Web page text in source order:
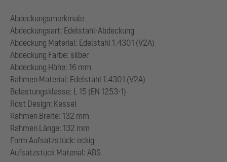
Abdeckungsmerkmale
Abdeckungsart: Edelstahl-Abdeckung
Abdeckung Material: Edelstahl 1.4301 (V2A)
Abdeckung Farbe: silber
Abdeckung Höhe: 16 mm
Rahmen Material: Edelstahl 1.4301 (V2A)
Belastungsklasse: L 15 (EN 1253-1)
Rost Design: Kessel
Rahmen Breite: 132 mm
Rahmen Länge: 132 mm
Form Aufsatzstück: eckig